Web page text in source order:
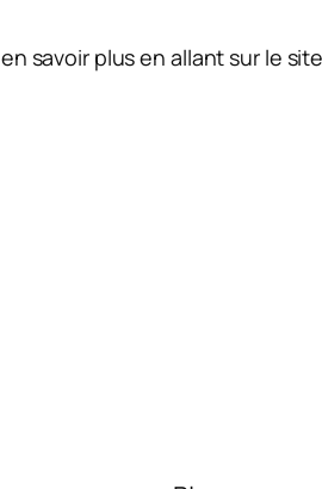
savoir plus en allant sur le